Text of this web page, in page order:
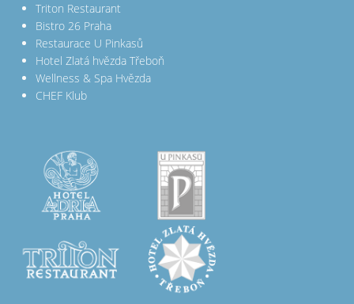
Triton Restaurant
Bistro 26 Praha
Restaurace U Pinkasů
Hotel Zlatá hvězda Třeboň
Wellness & Spa Hvězda
CHEF Klub